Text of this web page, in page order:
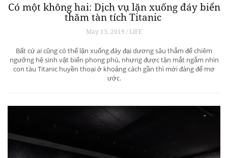
Có một không hai: Dịch vụ lặn xuống đáy biển
thăm tàn tích Titanic
May 13, 2019 / LIFE
Bất cứ ai cũng có thể lặn xuống đáy đại dương sâu thẳm để chiêm
ngưỡng hệ sinh vật biển phong phú, nhưng được tận mắt ngắm nhìn
con tàu Titanic huyền thoại ở khoảng cách gần thì mới đáng để mơ
ước.